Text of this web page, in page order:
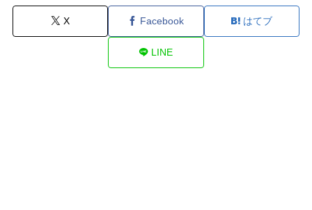
X Facebook はてブ
LINE